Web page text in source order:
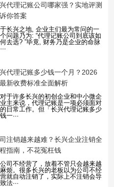
代理记账公司哪家强？实地评测
你答案
于长兴之地, 企业主们最为常问的一
个问题乃为: “代理记账公司到底该如
何去选? ”毕竟, 财务乃是企业的命脉
···
代理记账多少钱一个月？2026
新收费标准全面解析
对于许多长兴的初创企业和中小微企
业主来说，代理记账是一项必须面对
的日常工作。但「长兴代理记账多少
钱一···
注销越来越难？长兴企业注销全
指南，不花冤枉钱
公司不经营了，放着不管只会越来越
麻烦。很多长兴的老板以为公司不经
营就自动注销了，实际上不注销会导
致法···